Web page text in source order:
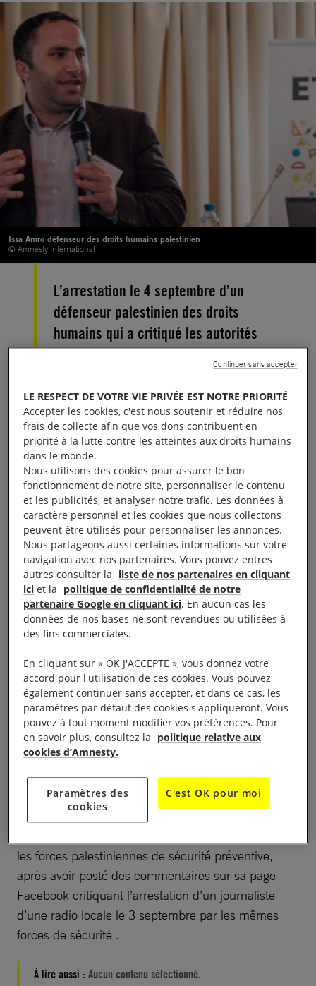
Issa Amro défenseur des droits humains palestinien
© Amnesty International
L’arrestation le 4 septembre d’un
défenseur palestinien des droits
humains qui a critiqué les autorités
palestiniennes sur Facebook est une
atteinte à la liberté d’expression.
Mise à jour du 11 septembre 2017:ISSA AMRO
LIBÉRÉ ! Près d’une semaine après son
arrestation, Issa Amro a été libéré sous caution
dimanche10 septembre par une cour
palestinienne. Il demeure toujours sous le coup
d’une inculpation pour des posts sur Facebook
critiquant l’arrestation de journalistes palestiniens.
En arrêtant Issa Amro, les autorités palestiniennes
ont violé sa liberté d’expression et envoient un
message extrêmement inquiétant à toute la société
civile palestinienne. Si sa libération est une bonne
nouvelle, il est temps que les autorités abrogent la
loi sur la cybercriminalité qui impose des
restrictions sévères à la liberté des médias et
interdit la dissidence en ligne.
Installé à Hébron, Issa Amro, coordinateur de
Against Settlements
colonies) et ancien chercheur sur le terrain pour
l’ONG israélienneB’Tselem
(Centre d’information
les forces palestiniennes de sécurité préventive,
après avoir posté des commentaires sur sa page
Facebook critiquant l’arrestation d’un journaliste
d’une radio locale le 3 septembre par les mêmes
forces de sécurité .
À lire aussi : Aucun contenu sélectionné.
LE RESPECT DE VOTRE VIE PRIVÉE EST NOTRE PRIORITÉ
Accepter les cookies, c'est nous soutenir et réduire nos
frais de collecte afin que vos dons contribuent en
priorité à la lutte contre les atteintes aux droits humains
dans le monde.
Nous utilisons des cookies pour assurer le bon
fonctionnement de notre site, personnaliser le contenu
et les publicités, et analyser notre trafic. Les données à
caractère personnel et les cookies que nous collectons
peuvent être utilisés pour personnaliser les annonces.
Nous partageons aussi certaines informations sur votre
navigation avec nos partenaires. Vous pouvez entres
autres consulter la liste de nos partenaires en cliquant
ici et la politique de confidentialité de notre
partenaire Google en cliquant ici. En aucun cas les
données de nos bases ne sont revendues ou utilisées à
des fins commerciales.
En cliquant sur « OK J'ACCEPTE », vous donnez votre
accord pour l'utilisation de ces cookies. Vous pouvez
également continuer sans accepter, et dans ce cas, les
paramètres par défaut des cookies s'appliqueront. Vous
pouvez à tout moment modifier vos préférences. Pour
en savoir plus, consultez la politique relative aux
cookies d’Amnesty.
Paramètres des
cookies
C'est OK pour moi
Continuer sans accepter